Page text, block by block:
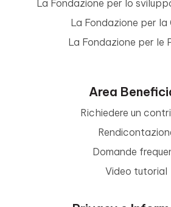
La Fondazione per lo
La Fondazione per la
La Fondazione per le
Area
Richiedere un
Domande
Video tutorial